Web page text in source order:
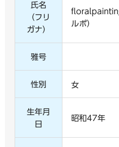
氏名
（フリ
ガナ）
ルポ）
雅号
性別 女
生年月
日
昭和47年